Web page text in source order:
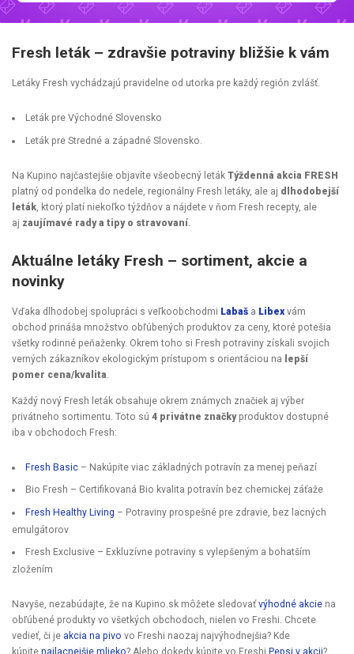
Fresh leták – zdravšie potraviny bližšie k vám
Letáky Fresh vychádzajú pravidelne od utorka pre každý región zvlášť.
Leták pre Východné Slovensko
Leták pre Stredné a západné Slovensko.
Na Kupino najčastejšie objavíte všeobecný leták Týždenná akcia FRESH
platný od pondelka do nedele, regionálny Fresh letáky, ale aj dlhodobejší
leták , ktorý platí niekoľko týždňov a nájdete v ňom Fresh recepty, ale
aj zaujímavé rady a tipy o stravovaní
Aktuálne letáky Fresh – sortiment, akcie a
novinky
Vďaka dlhodobej spolupráci s veľkoobchodmi Labaš a Libex vám
obchod prináša množstvo obľúbených produktov za ceny, ktoré potešia
všetky rodinné peňaženky. Okrem toho si Fresh potraviny získali svojich
verných zákazníkov ekologickým prístupom s orientáciou na
lepší
pomer cena/kvalita.
Každý nový Fresh leták obsahuje okrem známych značiek aj výber
privátneho sortimentu. Toto sú 4 privátne značkyproduktov dostupné
iba v obchodoch Fresh:
Fresh Basic – Nakúpite viac základných potravín za menej peňazí
Bio Fresh – Certifikovaná Bio kvalita potravín bez chemickej záťaže
Fresh Healthy Living – Potraviny prospešné pre zdravie, bez lacných
emulgátorov
Fresh Exclusive – Exkluzívne potraviny s vylepšeným a bohatším
zložením
Navyše, nezabúdajte, že na Kupino.sk môžete sledovaťvýhodné akcie na
obľúbené produkty vo všetkých obchodoch, nielen vo Freshi. Chcete
vedieť, či je akcia na pivo vo Freshi naozaj najvýhodnejšia? Kde
kúpite najlacnejšie mlieko? Alebo dokedy kúpite vo Freshi Pepsi v akcii?